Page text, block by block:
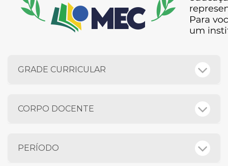
GRADE CURRICULAR
CORPO DOCENTE
PERÍODO